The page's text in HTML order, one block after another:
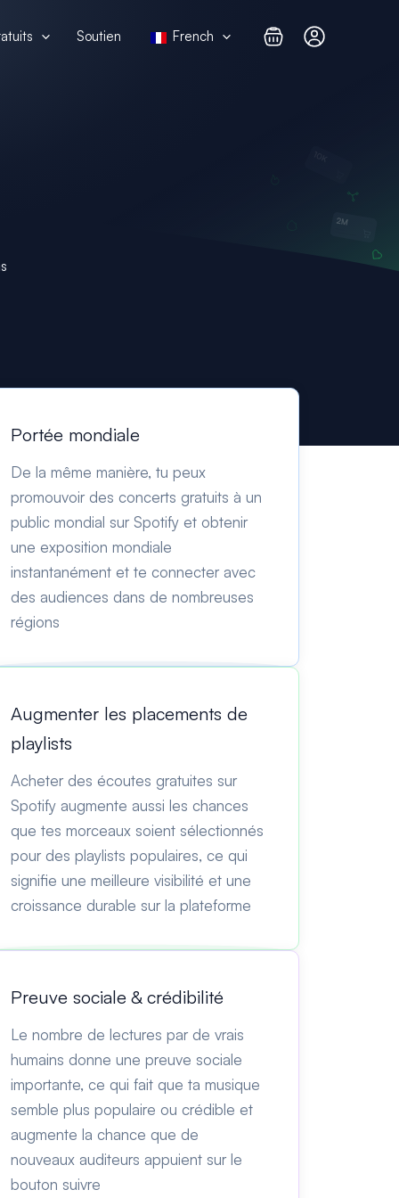
Soutien French
Portée mondiale
De la même manière, tu peux
promouvoir des concerts gratuits à un
public mondial sur Spotify et obtenir
une exposition mondiale
instantanément et te connecter avec
des audiences dans de nombreuses
régions
Augmenter les placements de
playlists
Acheter des écoutes gratuites sur
Spotify augmente aussi les chances
que tes morceaux soient sélectionnés
pour des playlists populaires, ce qui
signifie une meilleure visibilité et une
croissance durable sur la plateforme
Preuve sociale & crédibilité
Le nombre de lectures par de vrais
humains donne une preuve sociale
importante, ce qui fait que ta musique
semble plus populaire ou crédible et
augmente la chance que de
nouveaux auditeurs appuient sur le
bouton suivre